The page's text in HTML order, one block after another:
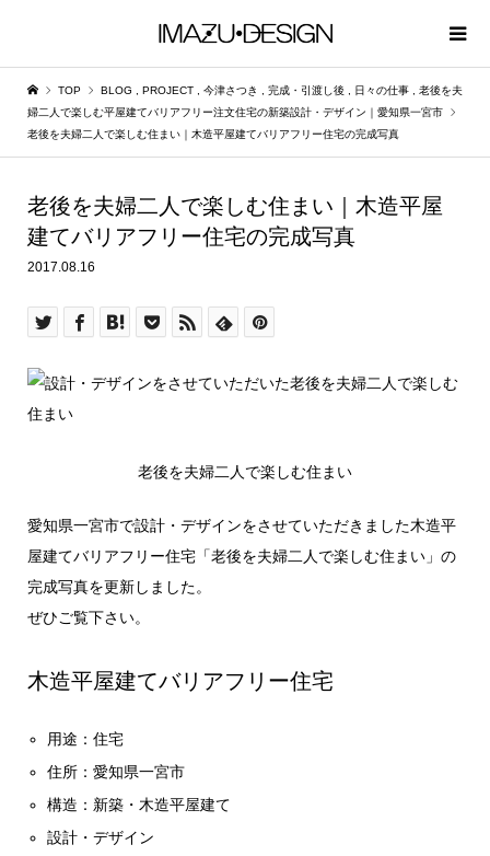
TOP BLOG PROJECT 今津さつき 完成・引渡し後 日々の仕事
老後を夫
婦二人で楽しむ平屋建てバリアフリー注文住宅の新築設計・デザイン｜愛知県一宮市
老後を夫婦二人で楽しむ住まい｜木造平屋建てバリアフリー住宅の完成写真
老後を夫婦二人で楽しむ住まい｜木造平屋
建てバリアフリー住宅の完成写真
2017.08.16
老後を夫婦二人で楽しむ住まい
愛知県一宮市で設計・デザインをさせていただきました木造平
屋建てバリアフリー住宅「老後を夫婦二人で楽しむ住まい」の
完成写真を更新しました。
ぜひご覧下さい。
木造平屋建てバリアフリー住宅
用途：住宅
住所：愛知県一宮市
構造：新築・木造平屋建て
設計・デザイン